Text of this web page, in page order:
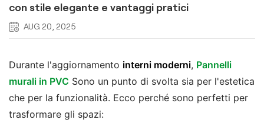
con stile elegante e vantaggi pratici
AUG 20, 2025
Durante l'aggiornamento interni moderni, Pannelli
murali in PVC Sono un punto di svolta sia per l'estetica
che per la funzionalità. Ecco perché sono perfetti per
trasformare gli spazi: